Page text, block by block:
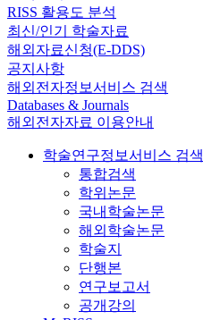
RISS 활용도 분석
최신/인기 학술자료
해외자료신청(E-DDS)
공지사항
해외전자정보서비스 검색
Databases & Journals
해외전자자료 이용안내
학술연구정보서비스 검색
통합검색
학위논문
국내학술논문
해외학술논문
학술지
단행본
연구보고서
공개강의